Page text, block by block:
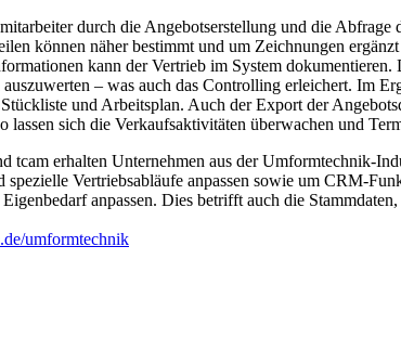
durch die Angebotserstellung und die
können näher bestimmt und um Zeichnungen
kann der Vertrieb im System
– was auch das Controlling erleichert. Im
und Arbeitsplan. Auch der Export der
lassen sich die Verkaufsaktivitäten überwachen und
tcam erhalten Unternehmen aus der Umformtechnik-
Vertriebsabläufe anpassen sowie um CRM-
anpassen. Dies betrifft auch die
umformtechnik